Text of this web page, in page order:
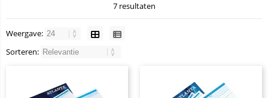
7 resultaten
Weergave:
Sorteren: